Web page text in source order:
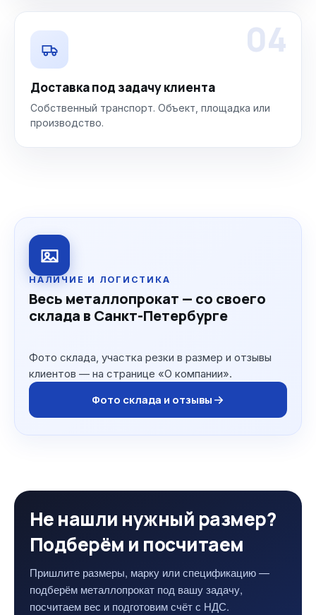
04
Доставка под задачу клиента
Собственный транспорт. Объект, площадка или
производство.
НАЛИЧИЕ И ЛОГИСТИКА
Весь металлопрокат — со своего
склада в Санкт-Петербурге
Фото склада, участка резки в размер и отзывы
клиентов — на странице «О компании».
Фото склада и отзывы
Не нашли нужный размер?
Подберём и посчитаем
Пришлите размеры, марку или спецификацию —
подберём металлопрокат под вашу задачу,
посчитаем вес и подготовим счёт с НДС.